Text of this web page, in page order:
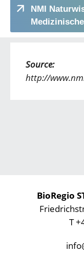
NMI
Source:
http://
BioRegio
T